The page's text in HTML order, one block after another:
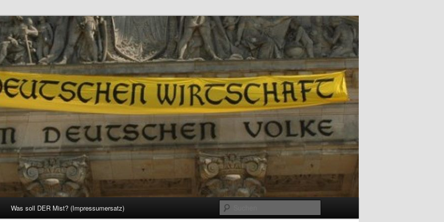
Was soll DER Mist? (Impressumersatz)